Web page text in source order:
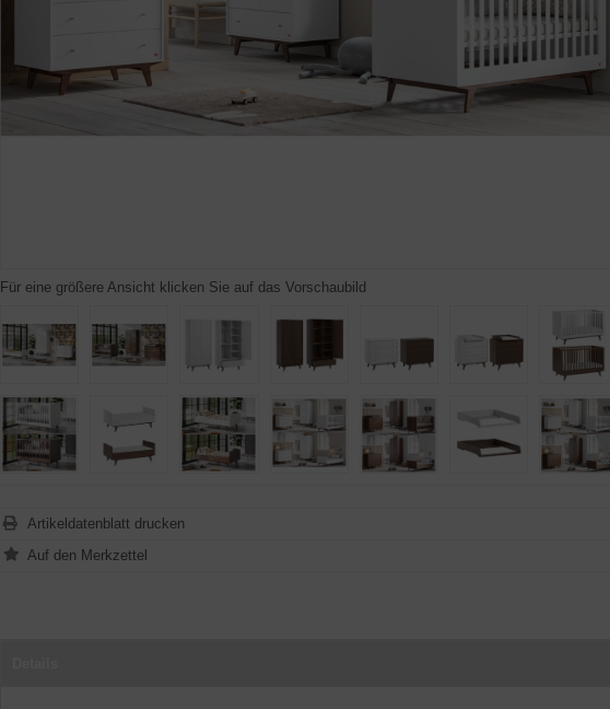
Für eine größere Ansicht klicken Sie auf das Vorschaubild
Artikeldatenblatt drucken